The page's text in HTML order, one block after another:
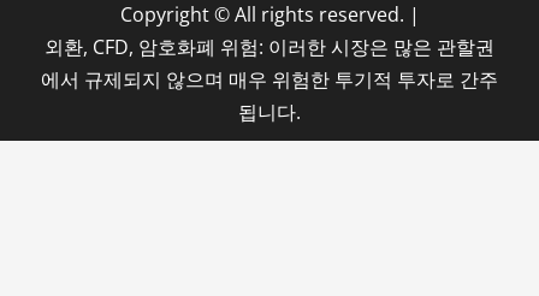
Copyright © All rights reserved. |
외환, CFD, 암호화폐 위험: 이러한 시장은 많은 관할권
에서 규제되지 않으며 매우 위험한 투기적 투자로 간주
됩니다.